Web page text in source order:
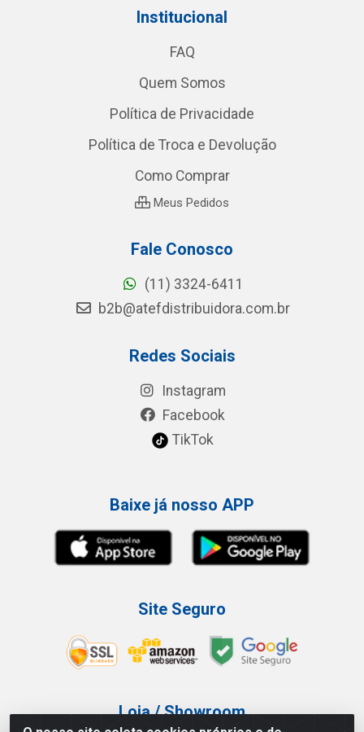
Institucional
FAQ
Quem Somos
Política de Privacidade
Política de Troca e Devolução
Como Comprar
Meus Pedidos
Fale Conosco
(11) 3324-6411
b2b@atefdistribuidora.com.br
Redes Sociais
Instagram
Facebook
TikTok
Baixe já nosso APP
Site Seguro
Loja / Showroom